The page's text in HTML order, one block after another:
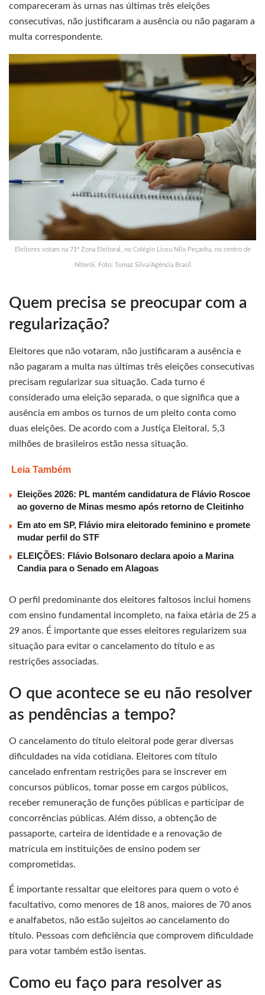
compareceram às urnas nas últimas três eleições
consecutivas, não justificaram a ausência ou não pagaram a
multa correspondente.
Eleitores votam na 71ª Zona Eleitoral, no Colégio Liceu Nilo Peçanha, no centro de
Niterói. Foto: Tomaz Silva/Agência Brasil
Quem precisa se preocupar com a
regularização?
Eleitores que não votaram, não justificaram a ausência e
não pagaram a multa nas últimas três eleições consecutivas
precisam regularizar sua situação. Cada turno é
considerado uma eleição separada, o que significa que a
ausência em ambos os turnos de um pleito conta como
duas eleições. De acordo com a Justiça Eleitoral, 5,3
milhões de brasileiros estão nessa situação.
Leia Também
Eleições 2026: PL mantém candidatura de Flávio Roscoe
ao governo de Minas mesmo após retorno de Cleitinho
Em ato em SP, Flávio mira eleitorado feminino e promete
mudar perfil do STF
ELEIÇÕES: Flávio Bolsonaro declara apoio a Marina
Candia para o Senado em Alagoas
O perfil predominante dos eleitores faltosos inclui homens
com ensino fundamental incompleto, na faixa etária de 25 a
29 anos. É importante que esses eleitores regularizem sua
situação para evitar o cancelamento do título e as
restrições associadas.
O que acontece se eu não resolver
as pendências a tempo?
O cancelamento do título eleitoral pode gerar diversas
dificuldades na vida cotidiana. Eleitores com título
cancelado enfrentam restrições para se inscrever em
concursos públicos, tomar posse em cargos públicos,
receber remuneração de funções públicas e participar de
concorrências públicas. Além disso, a obtenção de
passaporte, carteira de identidade e a renovação de
matrícula em instituições de ensino podem ser
comprometidas.
É importante ressaltar que eleitores para quem o voto é
facultativo, como menores de 18 anos, maiores de 70 anos
e analfabetos, não estão sujeitos ao cancelamento do
título. Pessoas com deficiência que comprovem dificuldade
para votar também estão isentas.
Como eu faço para resolver as